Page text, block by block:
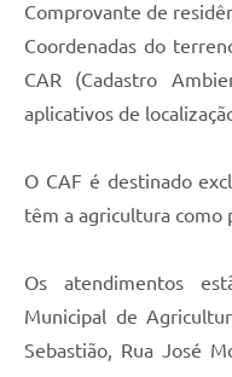
Comprovante de
Coordenadas do
CAR (Cadastro
aplicativos de
O CAF é destinado
têm a agricultura como
Os atendimentos
Municipal de
Sebastião, Rua José